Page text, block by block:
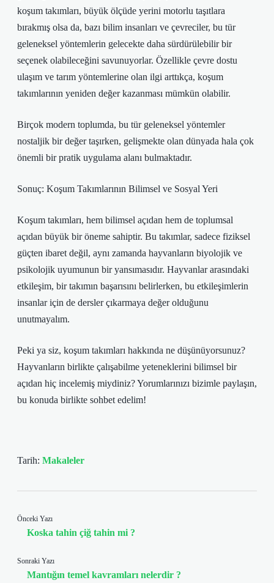
koşum takımları, büyük ölçüde yerini motorlu taşıtlara
bırakmış olsa da, bazı bilim insanları ve çevreciler, bu tür
geleneksel yöntemlerin gelecekte daha sürdürülebilir bir
seçenek olabileceğini savunuyorlar. Özellikle çevre dostu
ulaşım ve tarım yöntemlerine olan ilgi arttıkça, koşum
takımlarının yeniden değer kazanması mümkün olabilir.
Birçok modern toplumda, bu tür geleneksel yöntemler
nostaljik bir değer taşırken, gelişmekte olan dünyada hala çok
önemli bir pratik uygulama alanı bulmaktadır.
Sonuç: Koşum Takımlarının Bilimsel ve Sosyal Yeri
Koşum takımları, hem bilimsel açıdan hem de toplumsal
açıdan büyük bir öneme sahiptir. Bu takımlar, sadece fiziksel
güçten ibaret değil, aynı zamanda hayvanların biyolojik ve
psikolojik uyumunun bir yansımasıdır. Hayvanlar arasındaki
etkileşim, bir takımın başarısını belirlerken, bu etkileşimlerin
insanlar için de dersler çıkarmaya değer olduğunu
unutmayalım.
Peki ya siz, koşum takımları hakkında ne düşünüyorsunuz?
Hayvanların birlikte çalışabilme yeteneklerini bilimsel bir
açıdan hiç incelemiş miydiniz? Yorumlarınızı bizimle paylaşın,
bu konuda birlikte sohbet edelim!
Tarih: Makaleler
Önceki Yazı
Koska tahin çiğ tahin mi ?
Sonraki Yazı
Mantığın temel kavramları nelerdir ?